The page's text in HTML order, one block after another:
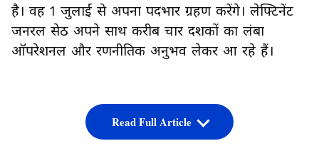
है। वह 1 जुलाई से अपना पदभार ग्रहण करेंगे। लेफ्टिनेंट
जनरल सेठ अपने साथ करीब चार दशकों का लंबा
ऑपरेशनल और रणनीतिक अनुभव लेकर आ रहे हैं।
Read Full Article